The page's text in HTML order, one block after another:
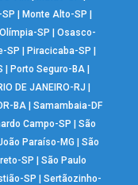
Monte Alto-SP
Olímpia-SP |Osasco-
SP Piracicaba-SP
Porto Seguro-BA
DE JANEIRO-RJ
BA| Samambaia-DF
Campo-SP |São
Paraíso-MG |São
SP |São Paulo
SP |Sertãozinho-